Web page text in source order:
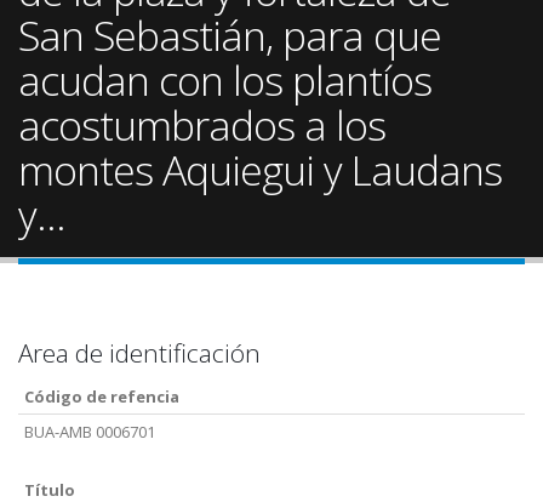
San Sebastián, para que
acudan con los plantíos
acostumbrados a los
montes Aquiegui y Laudans
y...
Area de identificación
Código de refencia
BUA-AMB 0006701
Título